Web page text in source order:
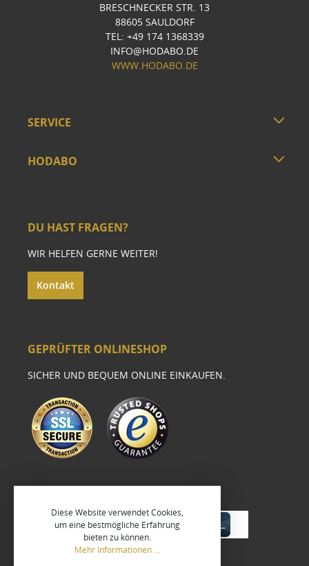
BRESCHNECKER STR. 13
88605 SAULDORF
TEL: +49 174 1368339
INFO@HODABO.DE
WWW.HODABO.DE
SERVICE
HODABO
DU HAST FRAGEN?
WIR HELFEN GERNE WEITER!
Kontakt
GEPRÜFTER ONLINESHOP
SICHER UND BEQUEM ONLINE EINKAUFEN.
Diese Website verwendet Cookies,
um eine bestmögliche Erfahrung
bieten zu können.
Mehr Informationen ...